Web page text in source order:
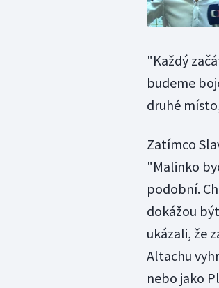
"Každý
budeme
druhé
Zatímco
"Malinko
podobní.
dokážou
ukázali, že
Altachu
nebo jako